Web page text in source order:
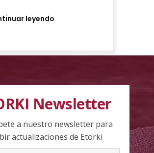
leyendo
Newsletter
a nuestro newsletter para
actualizaciones de Etorki